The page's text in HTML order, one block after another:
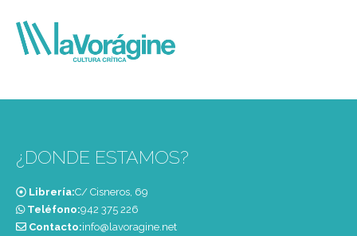
¿DONDE ESTAMOS?
Librería:C/ Cisneros, 69
Teléfono:‭942 375 226‬
Contacto:info@lavoragine.net